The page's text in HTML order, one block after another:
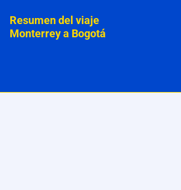
Resumen del viaje
Monterrey a Bogotá